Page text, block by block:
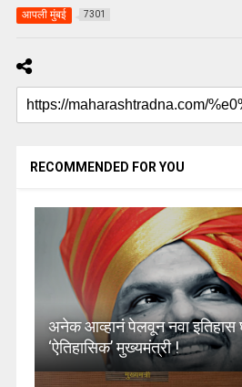
आपली मुंबई 7301
RECOMMENDED FOR YOU
अनेक आव्हानं पेलवून नवा इतिहास
‘ऐतिहासिक’ मुख्यमंत्री !